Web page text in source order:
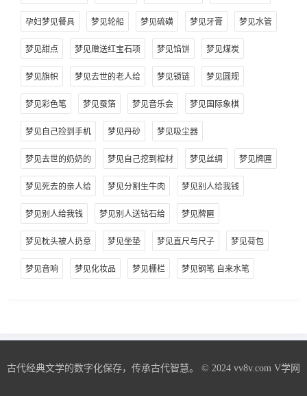
孕妇梦见餐具 梦见轮船 梦见硫磺 梦见牙膏 梦见水管
梦见甜点 梦见赠送红宝石项 梦见馅饼 梦见煤炭
梦见旗帜 梦见去世的老人给 梦见锁链 梦见圆规
梦见彩色笔 梦见蚕箔 梦见音乐会 梦见国际象棋
梦见自己捡到手机 梦见丹砂 梦见吸尘器
梦见去世的奶奶的 梦见自己挖到棺材 梦见丝绸 梦见牌匾
梦见死去的亲人给 梦见分割生牛肉 梦见别人给我钱
梦见别人给我钱 梦见别人送钻石给 梦见牌匾
梦见枕头被人扔意 梦见坐垫 梦见直尺与尺子 梦见荷包
梦见音响 梦见化妆品 梦见栅栏 梦见钢笔 自来水笔
古代经典文学的数字化保存，传承古代智慧。 © 2024 vv8v.com V学网